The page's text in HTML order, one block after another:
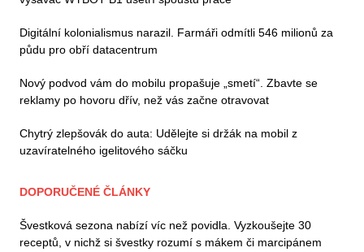
Digitální kolonialismus narazil. Farmáři odmítli 546 milionů za
půdu pro obří datacentrum
Nový podvod vám do mobilu propašuje „smetí“. Zbavte se
reklamy po hovoru dřív, než vás začne otravovat
Chytrý zlepšovák do auta: Udělejte si držák na mobil z
uzavíratelného igelitového sáčku
DOPORUČENÉ ČLÁNKY
Švestková sezona nabízí víc než povidla. Vyzkoušejte 30
receptů, v nichž si švestky rozumí s mákem či marcipánem